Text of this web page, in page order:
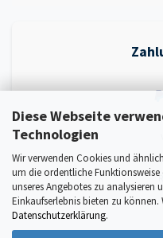
Diese Webseite
Technologien
Wir verwenden Cookies und
um die ordentliche
unseres Angebotes zu analysieren
Einkaufserlebnis bieten zu
Datenschutzerklärung.